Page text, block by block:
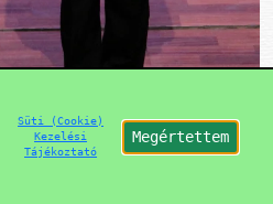
Süti (Cookie)
Kezelési
Tájékoztató
Megértettem